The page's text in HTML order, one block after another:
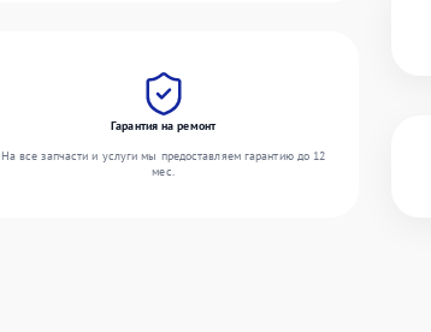
Гарантия на ремонт
На все запчасти и услуги мы предоставляем гарантию до 12
мес.